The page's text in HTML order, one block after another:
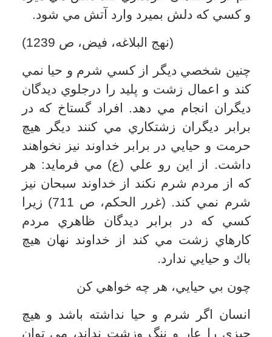
عفت، ميوه حياء
و شرم ورزي از سوي انسان ها مي فرمايد:
پاكدامني است.
عفت كه در زبان فارسي از آن به پاكدامني
تعبير مي شود، مرتبه اي روحي و رواني در
آدمي است. انسان پاكدامن و عفيف خود را
چنان مي پوشاند كه هيچ كس عيبي از او
نبيند و چنان جامه حيا بر سر مي كشد كه نه
تنها هيچ زشتي و عيبي در او ديده نشود بلكه
همه اش زيبايي است كه از وي برمي خيزد و
به اطرافيان مي رسد. البته همان گونه كه
دامنه حيا و شرم گسترده است و امور
بسياري فراتر از مسايل جنسي را دربرمي
گيرد، عفت نيز كه نتيجه و ثمره حيا مي
باشد، گستره وسيعي را شامل مي شود.
راغب اصفهاني در كتاب ارزشمند «مفردات
الفاظ القرآن الكريم»، «عفت» را به معناي
پديد آمدن حالتي در نفس دانسته كه آدمي را
از غلبه شهوت باز مي دارد و «عفيف» به
كسي گفته مي شود كه داراي اين وصف و
صاحب «مقاييس اللغه » مي نويسد: «عفت